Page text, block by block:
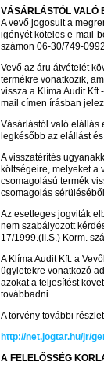
VÁSÁRLÁSTÓL VALÓ
A vevő jogosult a
igényét köteles e-mail-
számon 06-30/749-
Vevő az áru átvételét
termékre vonatkozik,
vissza a Klíma Audit
mail címen írásban
Vásárlástól való elállás
legkésőbb az elállást
A visszatérítés
költségeire, melyeket a
csomagolású termék
csomagolás
Az esetleges jogviták
nem szabályozott
17/1999.(II.S.) Korm.
A Klíma Audit Kft. a
ügyletekre vonatkozó
azokat a teljesítést
továbbadni.
A törvény további
http://net.jogtar.hu/jr/
A FELELŐSSÉG